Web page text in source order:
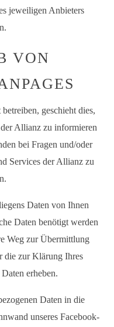
jeweiligen Anbieters
VON
geschieht dies,
Allianz zu informieren
bei Fragen und/oder
Services der Allianz zu
Daten von Ihnen
Daten benötigt werden
Weg zur Übermittlung
die zur Klärung Ihres
erheben.
Daten in die
unseres Facebook-